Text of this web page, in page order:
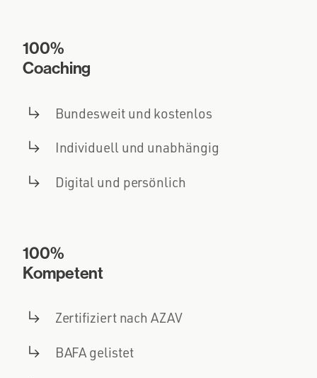
100%
Coaching
Bundesweit und kostenlos
Individuell und unabhängig
Digital und persönlich
100%
Kompetent
Zertifiziert nach AZAV
BAFA gelistet